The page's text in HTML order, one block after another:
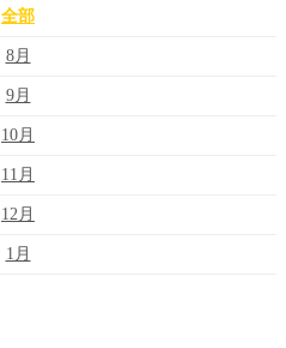
全部
8月
9月
10月
11月
12月
1月